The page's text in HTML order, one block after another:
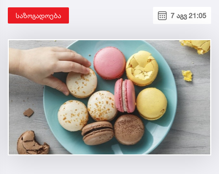
საზოგადოება 7 აგვ 21:05